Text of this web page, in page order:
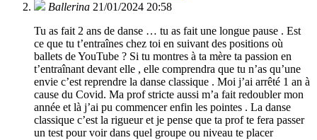
Ballerina 21/01/2024 20:58
Tu as fait 2 ans de danse … tu as fait une longue pause . Est
ce que tu t’entraînes chez toi en suivant des positions où
ballets de YouTube ? Si tu montres à ta mère ta passion en
t’entraînant devant elle , elle comprendra que tu n’as qu’une
envie c’est reprendre la danse classique . Moi j’ai arrêté 1 an à
cause du Covid. Ma prof stricte aussi m’a fait redoubler mon
année et là j’ai pu commencer enfin les pointes . La danse
classique c’est la rigueur et je pense que ta prof te fera passer
un test pour voir dans quel groupe ou niveau te placer